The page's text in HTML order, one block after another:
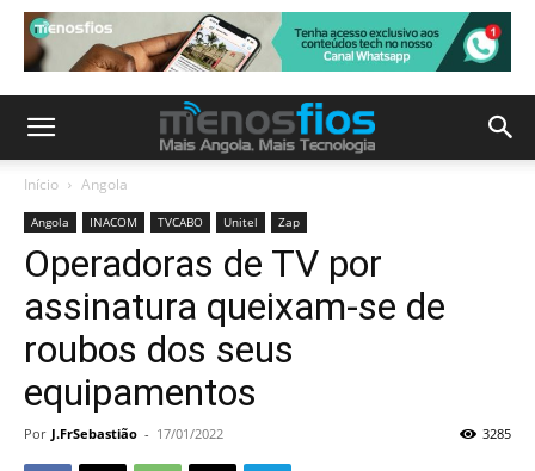
Início Angola
Angola INACOM TVCABO Unitel Zap
Operadoras de TV por
assinatura queixam-se de
roubos dos seus
equipamentos
Por J.FrSebastião - 17/01/2022 3285